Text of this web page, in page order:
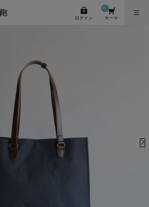
ログイン カート
0